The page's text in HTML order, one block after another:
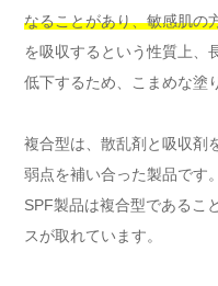
なることがあり、敏感肌の
を吸収するという性質上、
低下するため、こまめな塗
複合型は、散乱剤と吸収剤
弱点を補い合った製品です
SPF製品は複合型であるこ
スが取れています。